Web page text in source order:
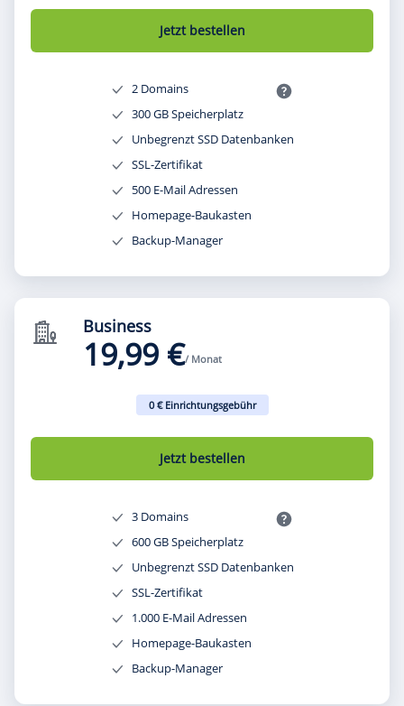
Jetzt bestellen
2 Domains
300 GB Speicherplatz
Unbegrenzt SSD Datenbanken
SSL-Zertifikat
500 E-Mail Adressen
Homepage-Baukasten
Backup-Manager
Business
19,99 €/ Monat
0 € Einrichtungsgebühr
Jetzt bestellen
3 Domains
600 GB Speicherplatz
Unbegrenzt SSD Datenbanken
SSL-Zertifikat
1.000 E-Mail Adressen
Homepage-Baukasten
Backup-Manager